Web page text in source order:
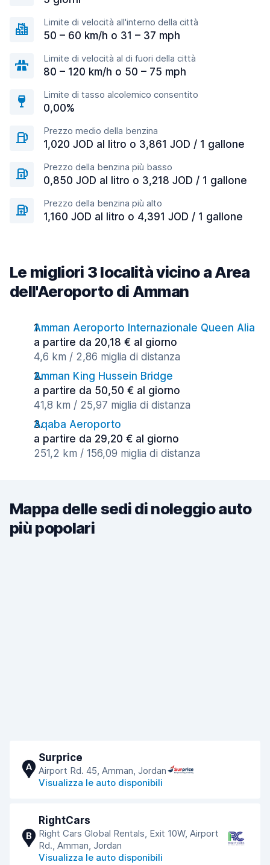
Limite di velocità all'interno della città
50 – 60 km/h o 31 – 37 mph
Limite di velocità al di fuori della città
80 – 120 km/h o 50 – 75 mph
Limite di tasso alcolemico consentito
0,00%
Prezzo medio della benzina
1,020 JOD al litro o 3,861 JOD / 1 gallone
Prezzo della benzina più basso
0,850 JOD al litro o 3,218 JOD / 1 gallone
Prezzo della benzina più alto
1,160 JOD al litro o 4,391 JOD / 1 gallone
Le migliori 3 località vicino a Area
dell'Aeroporto di Amman
Amman Aeroporto Internazionale Queen Alia
a partire da 20,18 € al giorno
4,6 km / 2,86 miglia di distanza
Amman King Hussein Bridge
a partire da 50,50 € al giorno
41,8 km / 25,97 miglia di distanza
Aqaba Aeroporto
a partire da 29,20 € al giorno
251,2 km / 156,09 miglia di distanza
Mappa delle sedi di noleggio auto
più popolari
A
Surprice
Airport Rd. 45, Amman, Jordan
Visualizza le auto disponibili
B
RightCars
Right Cars Global Rentals, Exit 10W, Airport
Rd., Amman, Jordan
Visualizza le auto disponibili